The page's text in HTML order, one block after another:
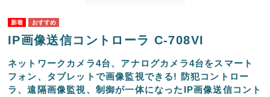
IP画像送信コントローラ C-708VI
ネットワークカメラ4台、アナログカメラ4台をスマート
フォン、タブレットで画像監視できる! 防犯コントロー
ラ、遠隔画像監視、制御が一体になったIP画像送信コント